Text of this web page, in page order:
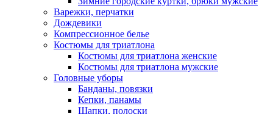
Варежки, перчатки
Дождевики
Компрессионное белье
Костюмы для триатлона
Костюмы для триатлона женские
Костюмы для триатлона мужские
Головные уборы
Банданы, повязки
Кепки, панамы
Шапки, полоски